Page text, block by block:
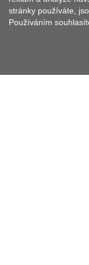
stránky používáte,
Používáním